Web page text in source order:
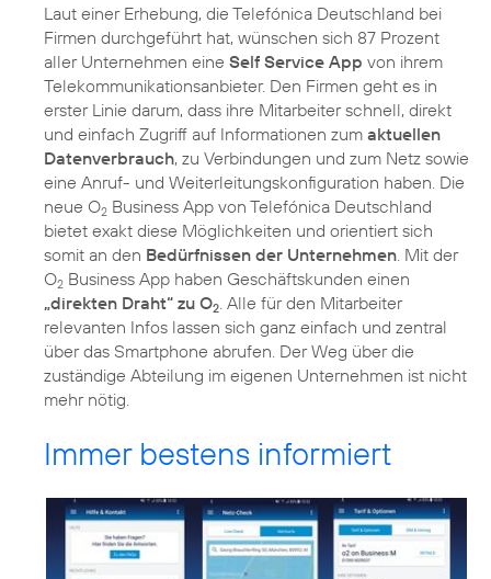
Laut einer Erhebung, die Telefónica Deutschland bei
Firmen durchgeführt hat, wünschen sich 87 Prozent
aller Unternehmen eine Self Service App von ihrem
Telekommunikationsanbieter. Den Firmen geht es in
erster Linie darum, dass ihre Mitarbeiter schnell, direkt
und einfach Zugriff auf Informationen zum aktuellen
Datenverbrauch, zu Verbindungen und zum Netz sowie
eine Anruf- und Weiterleitungskonfiguration haben. Die
neue O2 Business App von Telefónica Deutschland
bietet exakt diese Möglichkeiten und orientiert sich
somit an den Bedürfnissen der Unternehmen . Mit der
O2 Business App haben Geschäftskunden einen
„direkten Draht“ zu O2 . Alle für den Mitarbeiter
relevanten Infos lassen sich ganz einfach und zentral
über das Smartphone abrufen. Der Weg über die
zuständige Abteilung im eigenen Unternehmen ist nicht
mehr nötig.
Immer bestens informiert